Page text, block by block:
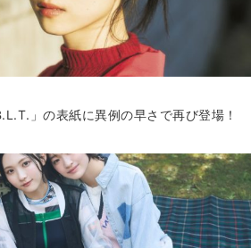
」の表紙に異例の早さで再び登場！